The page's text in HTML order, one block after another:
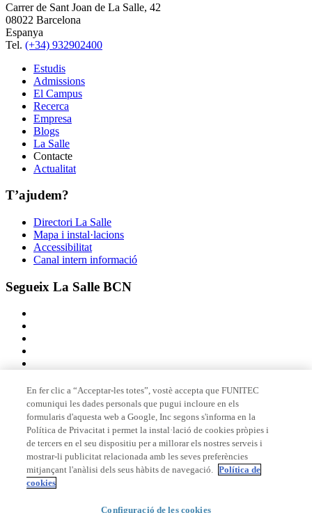
Carrer de Sant Joan de La Salle, 42
08022 Barcelona
Espanya
Tel. (+34) 932902400
Estudis
Admissions
El Campus
Recerca
Empresa
Blogs
La Salle
Contacte
Actualitat
T’ajudem?
Directori La Salle
Mapa i instal·lacions
Accessibilitat
Canal intern informació
Segueix La Salle BCN
Membre de
Acreditacions
En fer clic a “Acceptar-les totes”, vostè accepta que FUNITEC
comuniqui les dades personals que pugui incloure en els
formularis d'aquesta web a Google, Inc segons s'informa en la
Política de Privacitat i permet la instal·lació de cookies pròpies i
de tercers en el seu dispositiu per a millorar els nostres serveis i
mostrar-li publicitat relacionada amb les seves preferències
mitjançant l'anàlisi dels seus hàbits de navegació. Política de
cookies
Configuració de les cookies